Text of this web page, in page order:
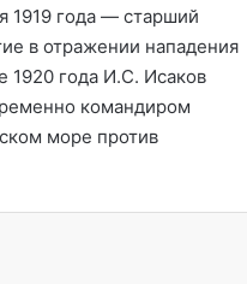
1919 года — старший
в отражении нападения
1920 года И.С. Исаков
командиром
море против